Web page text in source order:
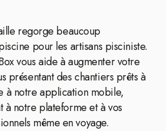
regorge beaucoup
pour les artisans pisciniste.
vous aide à augmenter votre
présentant des chantiers prêts à
à notre application mobile,
à notre plateforme et à vos
même en voyage.